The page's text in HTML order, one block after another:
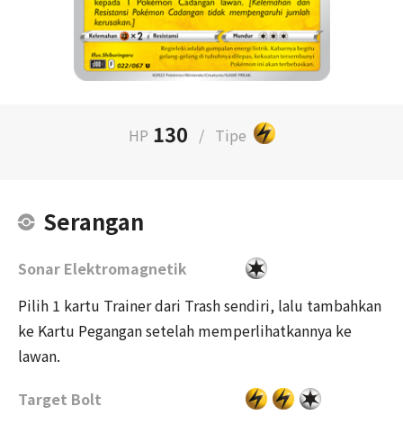
HP 130 / Tipe
Serangan
Sonar Elektromagnetik
Pilih 1 kartu Trainer dari Trash sendiri, lalu tambahkan
ke Kartu Pegangan setelah memperlihatkannya ke
lawan.
Target Bolt